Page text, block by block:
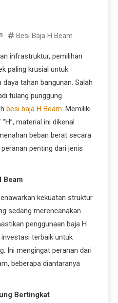
Besi Baja H Beam
infrastruktur, pemilihan
paling krusial untuk
tahan bangunan. Salah
tulang punggung
besi baja H Beam . Memiliki
material ini dikenal
beban berat secara
penting dari jenis
Beam
kekuatan struktur
sedang merencanakan
penggunaan baja H
terbaik untuk
Ini mengingat peranan dari
beberapa diantaranya
Bertingkat